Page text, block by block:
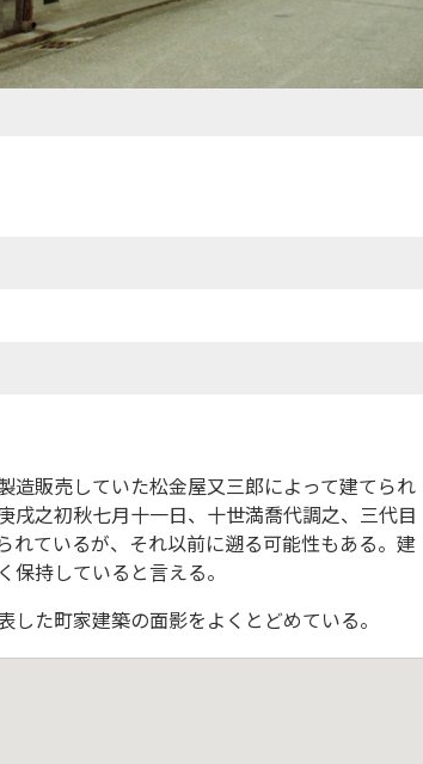
造販売していた松金屋又三郎によって建てられ
戌之初秋七月十一日、十世満喬代調之、三代目
れているが、それ以前に遡る可能性もある。建
持していると言える。
た町家建築の面影をよくとどめている。